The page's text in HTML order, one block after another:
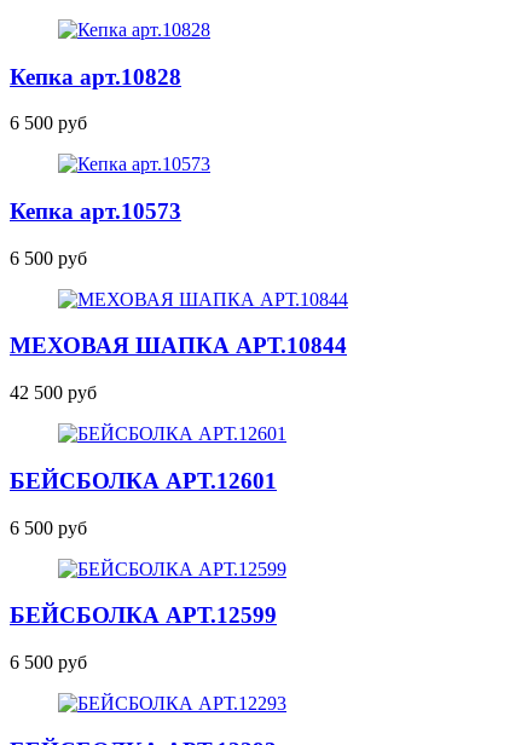
Кепка арт.10828
6 500 руб
Кепка арт.10573
6 500 руб
МЕХОВАЯ ШАПКА АРТ.10844
42 500 руб
БЕЙСБОЛКА АРТ.12601
6 500 руб
БЕЙСБОЛКА АРТ.12599
6 500 руб